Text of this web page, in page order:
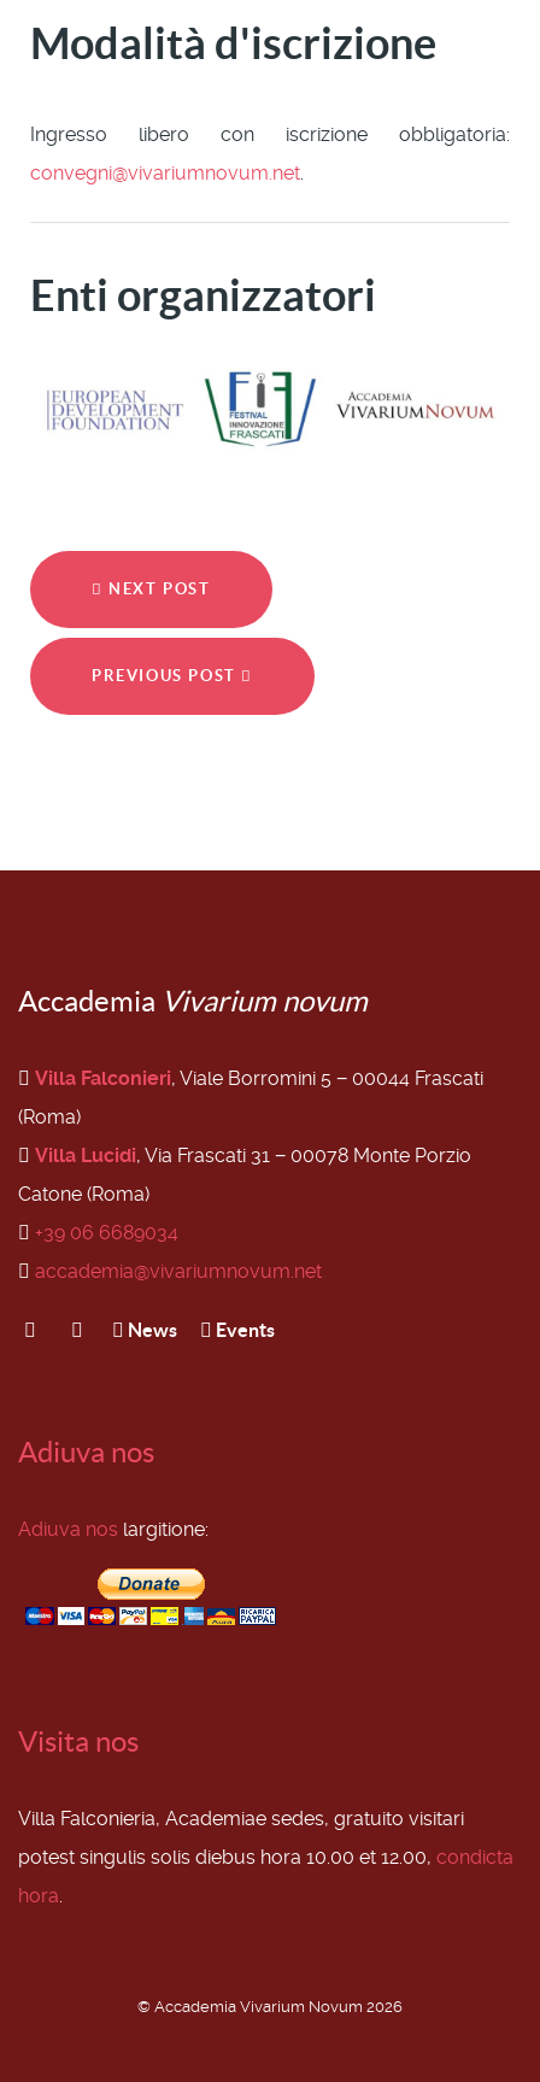
Modalità d'iscrizione
Ingresso libero con iscrizione obbligatoria:
convegni@vivariumnovum.net.
Enti organizzatori
NEXT POST
PREVIOUS POST
Accademia Vivarium novum
Villa Falconieri, Viale Borromini 5 − 00044 Frascati
(Roma)
Villa Lucidi, Via Frascati 31 − 00078 Monte Porzio
Catone (Roma)
+39 06 6689034
accademia@vivariumnovum.net
News Events
Adiuva nos
Adiuva nos largitione:
Visita nos
Villa Falconieria, Academiae sedes, gratuito visitari
potest singulis solis diebus hora 10.00 et 12.00, condicta
hora.
© Accademia Vivarium Novum 2026